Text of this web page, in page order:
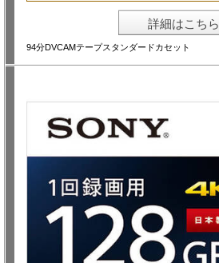
詳細はこちら
94分DVCAMテープスタンダードカセット